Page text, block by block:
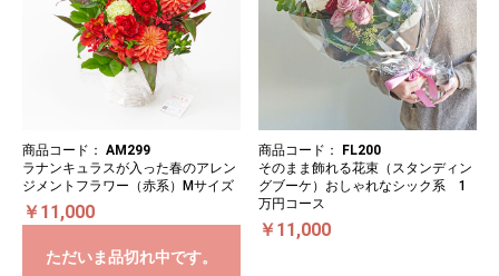
商品コード： AM299
ラナンキュラスが入った春のアレン
ジメントフラワー（赤系）Mサイズ
￥11,000
ただいま品切れ中です。
商品コード：
FL200
そのまま飾れる花束（スタンディン
グブーケ）おしゃれなシック系 1
万円コース
￥11,000